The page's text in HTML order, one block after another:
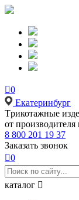
0
Екатеринбург
Tрикотажные
от производителя
8 800 201 19 37
Заказать звонок
0
каталог 